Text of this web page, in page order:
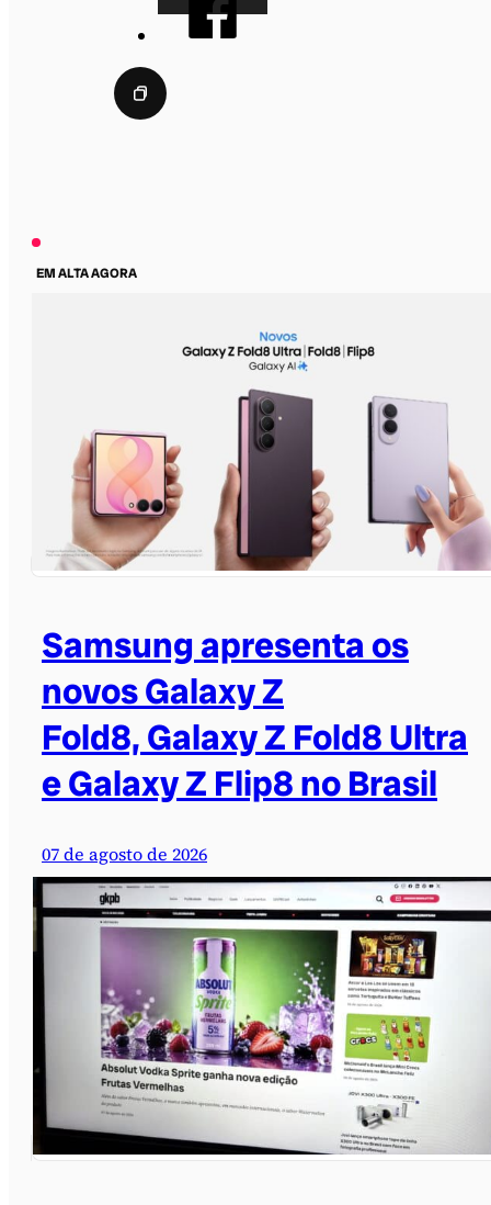
EM ALTA AGORA
Samsung apresenta os
novos Galaxy Z
Fold8, Galaxy Z Fold8 Ultra
e Galaxy Z Flip8 no Brasil
07 de agosto de 2026